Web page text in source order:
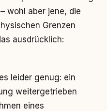
wohl aber jene, die
Grenzen
ausdrücklich:
leider genug: ein
weitergetrieben
eines